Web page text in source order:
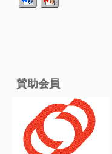
賛助会員